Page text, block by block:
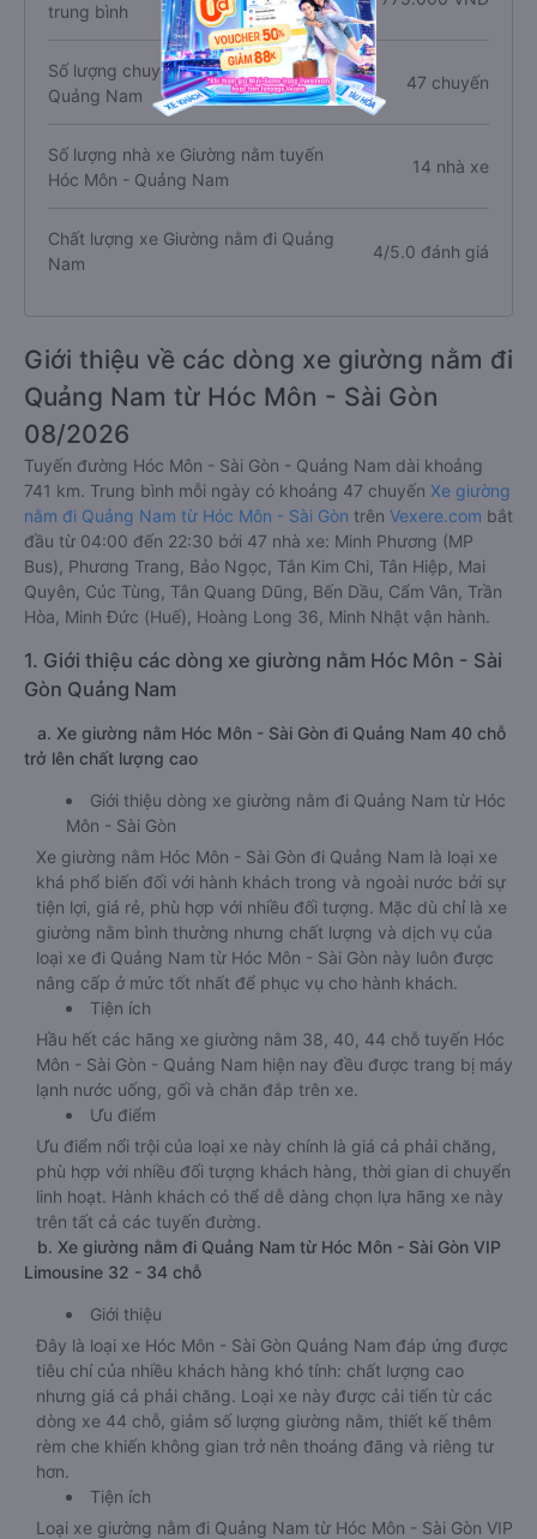
trung bình
Số lượng chuyến xe Giường nằm đi
Quảng Nam
47 chuyến
Số lượng nhà xe Giường nằm tuyến
Hóc Môn - Quảng Nam
14 nhà xe
Chất lượng xe Giường nằm đi Quảng
Nam
4/5.0 đánh giá
Giới thiệu về các dòng xe giường nằm đi
Quảng Nam từ Hóc Môn - Sài Gòn
08/2026
Tuyến đường Hóc Môn - Sài Gòn - Quảng Nam dài khoảng
741 km. Trung bình mỗi ngày có khoảng 47 chuyến Xe giường
nằm đi Quảng Nam từ Hóc Môn - Sài Gòn trên Vexere.com bắt
đầu từ 04:00 đến 22:30 bởi 47 nhà xe: Minh Phương (MP
Bus), Phương Trang, Bảo Ngọc, Tân Kim Chi, Tân Hiệp, Mai
Quyên, Cúc Tùng, Tân Quang Dũng, Bến Dầu, Cẩm Vân, Trần
Hòa, Minh Đức (Huế), Hoàng Long 36, Minh Nhật vận hành.
1. Giới thiệu các dòng xe giường nằm Hóc Môn - Sài
Gòn Quảng Nam
a. Xe giường nằm Hóc Môn - Sài Gòn đi Quảng Nam 40 chỗ
trở lên chất lượng cao
Giới thiệu dòng xe giường nằm đi Quảng Nam từ Hóc
Môn - Sài Gòn
Xe giường nằm Hóc Môn - Sài Gòn đi Quảng Nam là loại xe
khá phổ biến đối với hành khách trong và ngoài nước bởi sự
tiện lợi, giá rẻ, phù hợp với nhiều đối tượng. Mặc dù chỉ là xe
giường nằm bình thường nhưng chất lượng và dịch vụ của
loại xe đi Quảng Nam từ Hóc Môn - Sài Gòn này luôn được
nâng cấp ở mức tốt nhất để phục vụ cho hành khách.
Tiện ích
Hầu hết các hãng xe giường nằm 38, 40, 44 chỗ tuyến Hóc
Môn - Sài Gòn - Quảng Nam hiện nay đều được trang bị máy
lạnh nước uống, gối và chăn đắp trên xe.
Ưu điểm
Ưu điểm nổi trội của loại xe này chính là giá cả phải chăng,
phù hợp với nhiều đối tượng khách hàng, thời gian di chuyển
linh hoạt. Hành khách có thể dễ dàng chọn lựa hãng xe này
trên tất cả các tuyến đường.
b. Xe giường nằm đi Quảng Nam từ Hóc Môn - Sài Gòn VIP
Limousine 32 - 34 chỗ
Giới thiệu
Đây là loại xe Hóc Môn - Sài Gòn Quảng Nam đáp ứng được
tiêu chí của nhiều khách hàng khó tính: chất lượng cao
nhưng giá cả phải chăng. Loại xe này được cải tiến từ các
dòng xe 44 chỗ, giảm số lượng giường nằm, thiết kế thêm
rèm che khiến không gian trở nên thoáng đãng và riêng tư
hơn.
Tiện ích
Loại xe giường nằm đi Quảng Nam từ Hóc Môn - Sài Gòn VIP